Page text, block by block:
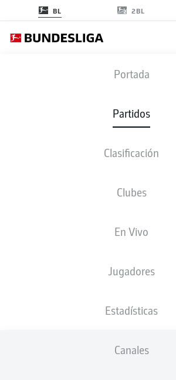
BL 2BL
Portada
Partidos
Clasificación
Clubes
En Vivo
Jugadores
Estadísticas
Canales
B04 - FCU
0 0
ALINEACIONES ESTADÍSTICAS